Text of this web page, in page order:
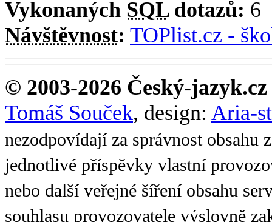
Vykonaných SQLdotazů: 6
Návštěvnost: TOPlist.cz -
© 2003-2026 Český-jazyk.cz
Tomáš Souček, design: Aria-
nezodpovídají za správnost obsahu
jednotlivé příspěvky vlastní
nebo další veřejné šíření obsahu
souhlasu provozovatele výslovně